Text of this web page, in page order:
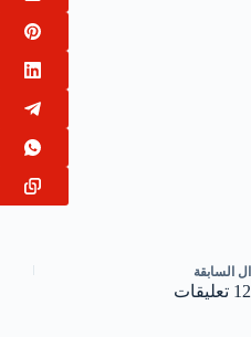
ال السابقة
12 تعليقات